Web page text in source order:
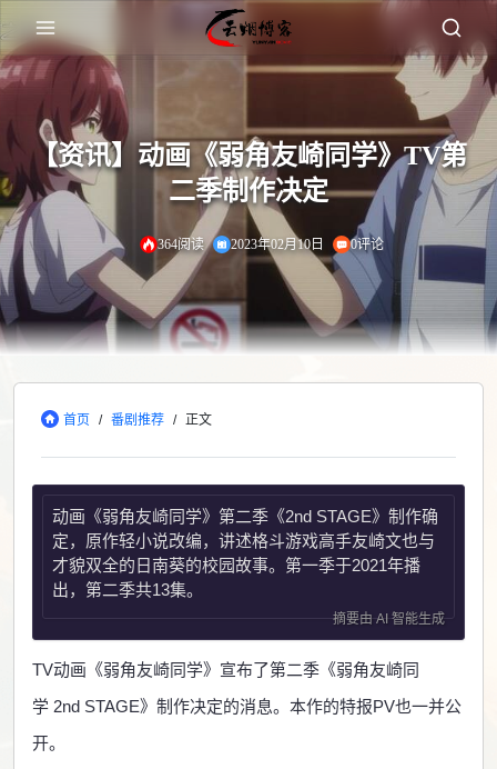
【资讯】动画《弱角友崎同学》TV第
二季制作决定
364阅读 2023年02月10日 0评论
首页 / 番剧推荐 / 正文
动画《弱角友崎同学》第二季《2nd STAGE》制作确
定，原作轻小说改编，讲述格斗游戏高手友崎文也与
才貌双全的日南葵的校园故事。第一季于2021年播
出，第二季共13集。
摘要由 AI 智能生成
TV动画《弱角友崎同学》宣布了第二季《弱角友崎同
学 2nd STAGE》制作决定的消息。本作的特报PV也一并公
开。